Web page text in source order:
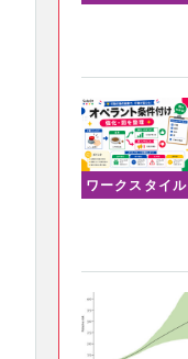
ワークスタイル